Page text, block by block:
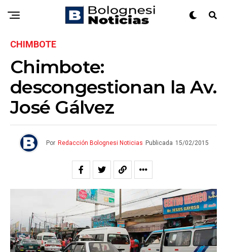
CHIMBOTE
Chimbote:
descongestionan la Av.
José Gálvez
Por Redacción Bolognesi Noticias Publicada 15/02/2015